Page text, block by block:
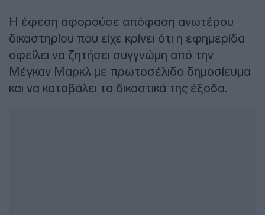
Η έφεση αφορούσε απόφαση ανωτέρου
δικαστηρίου που είχε κρίνει ότι η εφημερίδα
οφείλει να ζητήσει συγγνώμη από την
Μέγκαν Μαρκλ με πρωτοσέλιδο δημοσίευμα
και να καταβάλει τα δικαστικά της έξοδα.